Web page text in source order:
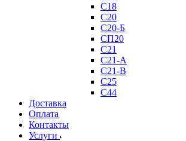
С18
С20
С20-Б
СП20
С21
С21-А
С21-В
С25
С44
Доставка
Оплата
Контакты
Услуги